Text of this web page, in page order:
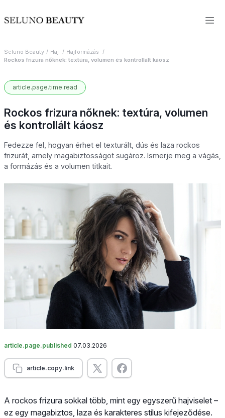
Seluno Beauty Haj
Hajformázás
Rockos frizura nőknek: textúra, volumen és kontrollált káosz
article.page.time.read
Rockos frizura nőknek: textúra, volumen
és kontrollált káosz
Fedezze fel, hogyan érhet el texturált, dús és laza rockos
frizurát, amely magabiztosságot sugároz. Ismerje meg a vágás,
a formázás és a volumen titkait.
article.page.published 07.03.2026
article.copy.link
A rockos frizura sokkal több, mint egy egyszerű hajviselet –
ez egy magabiztos, laza és karakteres stílus kifejeződése.